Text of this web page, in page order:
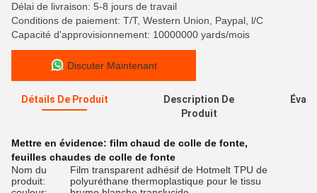
Délai de livraison: 5-8 jours de travail
Conditions de paiement: T/T, Western Union, Paypal, l/C
Capacité d'approvisionnement: 10000000 yards/mois
Discuter Maintenant
Détails De Produit
Description De
Produit
Mettre en évidence: film chaud de colle de fonte,
feuilles chaudes de colle de fonte
Nom du
produit:
Film transparent adhésif de Hotmelt TPU de
polyuréthane thermoplastique pour le tissu